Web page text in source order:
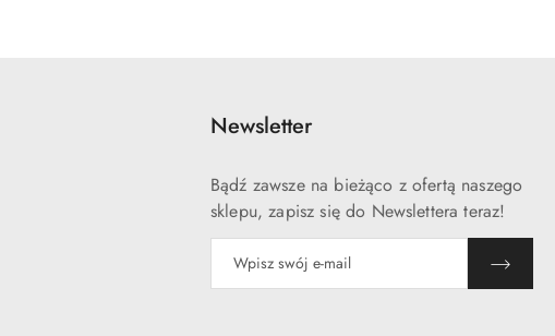
Newsletter
Bądź zawsze na bieżąco z ofertą naszego
sklepu, zapisz się do Newslettera teraz!